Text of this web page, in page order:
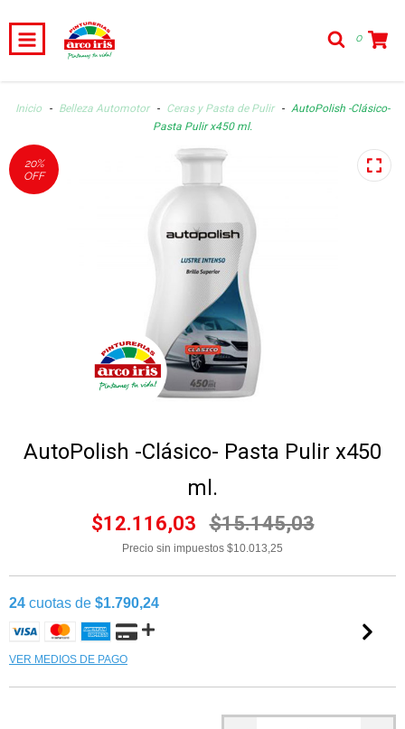
0
Inicio - Belleza Automotor - Ceras y Pasta de Pulir - AutoPolish -Clásico-
Pasta Pulir x450 ml.
20%
OFF
AutoPolish -Clásico- Pasta Pulir x450
ml.
$12.116,03 $15.145,03
Precio sin impuestos $10.013,25
24 cuotas de $1.790,24
VER MEDIOS DE PAGO